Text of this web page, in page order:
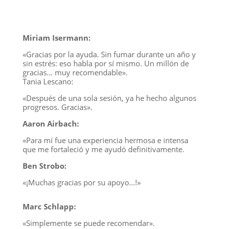
Miriam Isermann:
«Gracias por la ayuda. Sin fumar durante un año y
sin estrés: eso habla por sí mismo. Un millón de
gracias… muy recomendable».
Tania Lescano:
«Después de una sola sesión, ya he hecho algunos
progresos. Gracias».
Aaron Airbach:
«Para mí fue una experiencia hermosa e intensa
que me fortaleció y me ayudó definitivamente.
Ben Strobo:
«¡Muchas gracias por su apoyo…!»
Marc Schlapp:
«Simplemente se puede recomendar».